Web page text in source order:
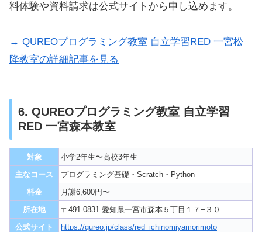
料体験や資料請求は公式サイトから申し込めます。
→ QUREOプログラミング教室 自立学習RED 一宮松
降教室の詳細記事を見る
6. QUREOプログラミング教室 自立学習
RED 一宮森本教室
対象
小学2年生〜高校3年生
主なコース
プログラミング基礎・Scratch・Python
料金
月謝6,600円〜
所在地
〒491-0831 愛知県一宮市森本５丁目１７−３０
公式サイト
https://qureo.jp/class/red_ichinomiyamorimoto